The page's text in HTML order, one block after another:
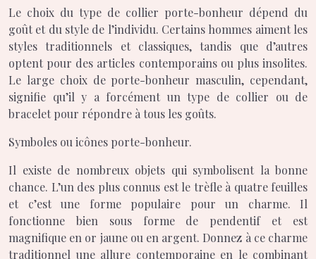
Le choix du type de collier porte-bonheur dépend du
goût et du style de l’individu. Certains hommes aiment les
styles traditionnels et classiques, tandis que d’autres
optent pour des articles contemporains ou plus insolites.
Le large choix de porte-bonheur masculin, cependant,
signifie qu’il y a forcément un type de collier ou de
bracelet pour répondre à tous les goûts.
Symboles ou icônes porte-bonheur.
Il existe de nombreux objets qui symbolisent la bonne
chance. L’un des plus connus est le trèfle à quatre feuilles
et c’est une forme populaire pour un charme. Il
fonctionne bien sous forme de pendentif et est
magnifique en or jaune ou en argent. Donnez à ce charme
traditionnel une allure contemporaine en le combinant